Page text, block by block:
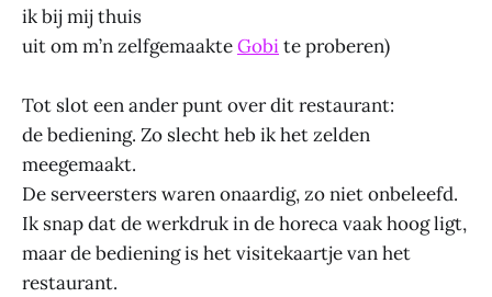
ik bij mij thuis
uit om m’n zelfgemaakteGobite proberen)
Tot slot een ander punt over dit restaurant:
de bediening. Zo slecht heb ik het zelden
meegemaakt.
De serveersters waren onaardig, zo niet onbeleefd.
Ik snap dat de werkdruk in de horeca vaak hoog ligt,
maar de bediening is het visitekaartje van het
restaurant.